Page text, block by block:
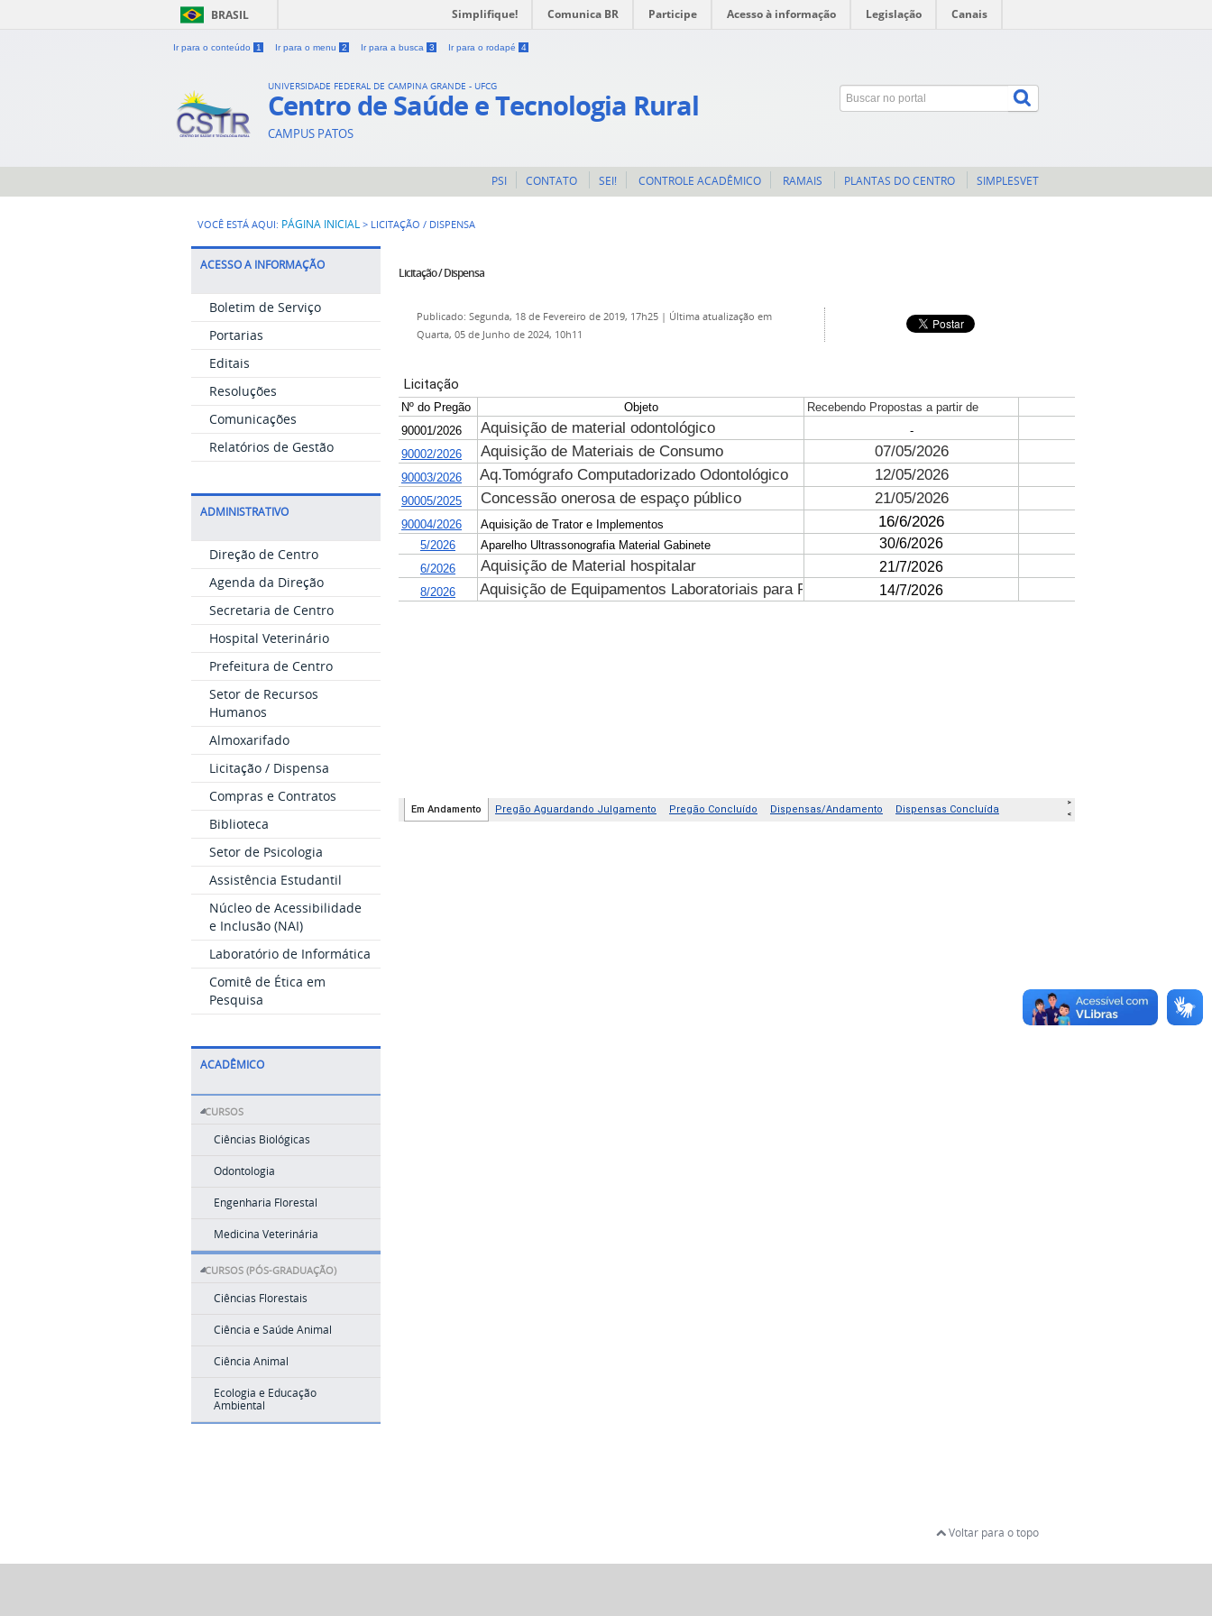
BRASIL Simplifique! Comunica BR Participe Acesso à informação Legislação Canais
Ir para o conteúdo 1 Ir para o menu 2 Ir para a busca 3 Ir para o rodapé 4
UNIVERSIDADE FEDERAL DE CAMPINA GRANDE - UFCG
Centro de Saúde e Tecnologia Rural
CAMPUS PATOS
PSI CONTATO SEI! CONTROLE ACADÊMICO RAMAIS PLANTAS DO CENTRO SIMPLESVET
VOCÊ ESTÁ AQUI: PÁGINA INICIAL > LICITAÇÃO / DISPENSA
ACESSO A INFORMAÇÃO
Boletim de Serviço
Portarias
Editais
Resoluções
Comunicações
Relatórios de Gestão
ADMINISTRATIVO
Direção de Centro
Agenda da Direção
Secretaria de Centro
Hospital Veterinário
Prefeitura de Centro
Setor de Recursos
Humanos
Almoxarifado
Licitação / Dispensa
Compras e Contratos
Biblioteca
Setor de Psicologia
Assistência Estudantil
Núcleo de Acessibilidade
e Inclusão (NAI)
Laboratório de Informática
Comitê de Ética em
Pesquisa
ACADÊMICO
CURSOS
Ciências Biológicas
Odontologia
Engenharia Florestal
Medicina Veterinária
CURSOS (PÓS-GRADUAÇÃO)
Ciências Florestais
Ciência e Saúde Animal
Ciência Animal
Ecologia e Educação
Ambiental
Licitação / Dispensa
Publicado: Segunda, 18 de Fevereiro de 2019, 17h25 | Última atualização em
Quarta, 05 de Junho de 2024, 10h11
Voltar para o topo